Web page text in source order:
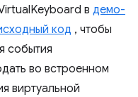
в демо-
код , чтобы
события
во встроенном
виртуальной